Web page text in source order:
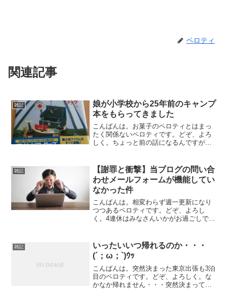
ペロティ
関連記事
雑記
娘が小学校から25年前のキャンプ
本をもらってきました
こんばんは。お菓子のペロティとはまっ
たく関係ないペロティです。どぞ、よろ
しく。ちょっと前の話になるんですが、
てきました。何やら、担任の先生から
「キャンプする人ー」とい...
雑記
【謝罪と衝撃】当ブログの問い合
わせメールフォームが機能してい
なかった件
こんばんは。相変わらず週一更新になり
つつあるペロティです。どぞ、よろし
く。4連休はみなさんいかがお過ごしでし
た自粛された方も多いかもしれません。
我が家は、前半に1泊だけ...
雑記
いったいいつ帰れるのか・・・
(´；ω；`)ｳｯ
こんばんは。突然決まった東京出張も3泊
目のペロティです。どぞ、よろしく。な
かなか帰れません・・・突然決まって、